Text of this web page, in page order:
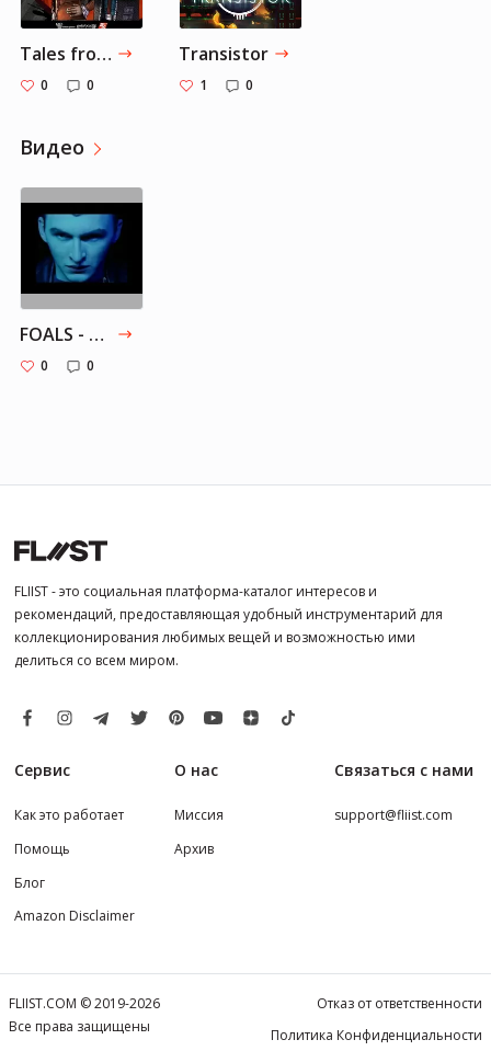
Tales from the Borderlands on Steam
0 0
Transistor
1 0
Видео
FOALS - Exits [Official Music Video]
0 0
FLIIST - это социальная платформа-каталог интересов и
рекомендаций, предоставляющая удобный инструментарий для
коллекционирования любимых вещей и возможностью ими
делиться со всем миром.
Сервис
Как это работает
Помощь
Блог
Amazon Disclaimer
О нас
Миссия
Архив
Связаться с нами
support@fliist.com
FLIIST.COM © 2019-2026
Все права защищены
Отказ от ответственности
Политика Конфиденциальности